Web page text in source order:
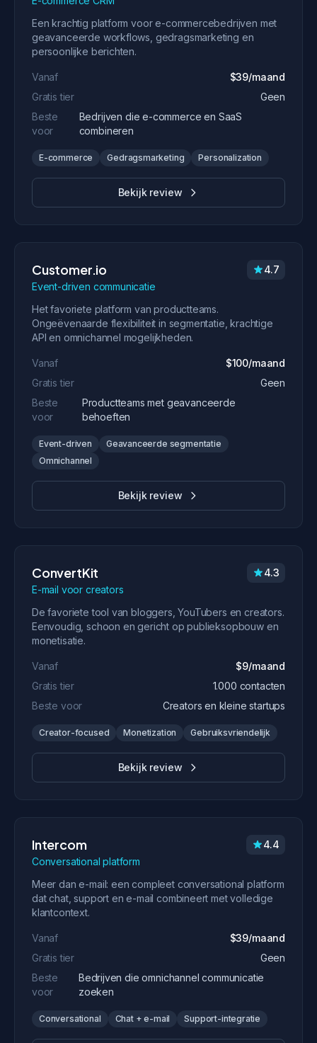
Een krachtig platform voor e-commercebedrijven met
geavanceerde workflows, gedragsmarketing en
persoonlijke berichten.
Vanaf
$39/maand
Gratis tier
Geen
Beste
voor
Bedrijven die e-commerce en SaaS
combineren
E-commerce Gedragsmarketing Personalization
Bekijk review
Customer.io
Event-driven communicatie
4.7
Het favoriete platform van productteams.
Ongeëvenaarde flexibiliteit in segmentatie, krachtige
API en omnichannel mogelijkheden.
Vanaf
$100/maand
Gratis tier
Geen
Beste
voor
Productteams met geavanceerde
behoeften
Event-driven
Geavanceerde segmentatie
Omnichannel
Bekijk review
ConvertKit
E-mail voor creators
4.3
De favoriete tool van bloggers, YouTubers en creators.
Eenvoudig, schoon en gericht op publieksopbouw en
monetisatie.
Vanaf
$9/maand
Gratis tier
1.000 contacten
Beste voor
Creators en kleine startups
Creator-focused Monetization Gebruiksvriendelijk
Bekijk review
Intercom
Conversational platform
4.4
Meer dan e-mail: een compleet conversational platform
dat chat, support en e-mail combineert met volledige
klantcontext.
Vanaf
$39/maand
Gratis tier
Geen
Beste
voor
Bedrijven die omnichannel communicatie
zoeken
Conversational Chat + e-mail Support-integratie